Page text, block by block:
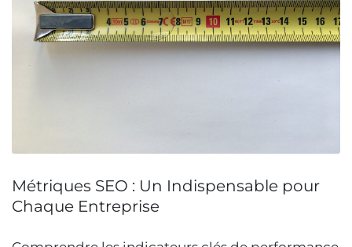
Métriques SEO : Un Indispensable pour
Chaque Entreprise